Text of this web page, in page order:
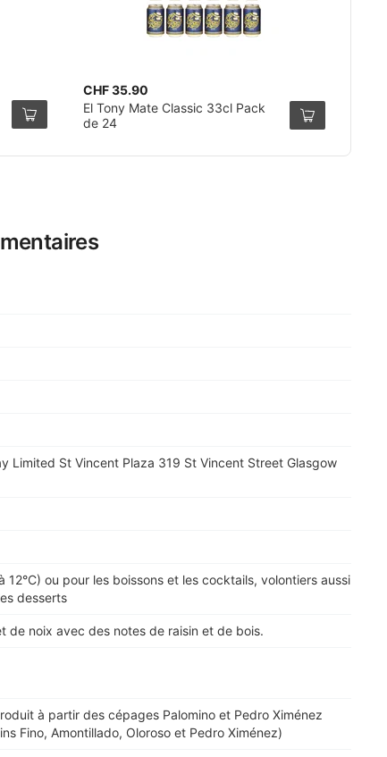
CHF 35.90
El Tony Mate Classic 33cl Pack
de 24
Limited St Vincent Plaza 319 St Vincent Street Glasgow
12°C) ou pour les boissons et les cocktails, volontiers aussi
desserts
de noix avec des notes de raisin et de bois.
à partir des cépages Palomino et Pedro Ximénez
Fino, Amontillado, Oloroso et Pedro Ximénez)